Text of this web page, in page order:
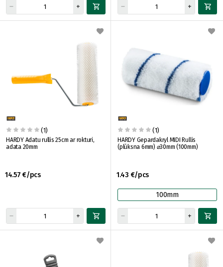
(1)
HARDY Adatu rullis 25cm ar rokturi,
adata 20mm
14.57 €/pcs
(1)
HARDY Gepardakryl MIDI Rullis
(plūksna 6mm) ⌀30mm (100mm)
1.43 €/pcs
100mm